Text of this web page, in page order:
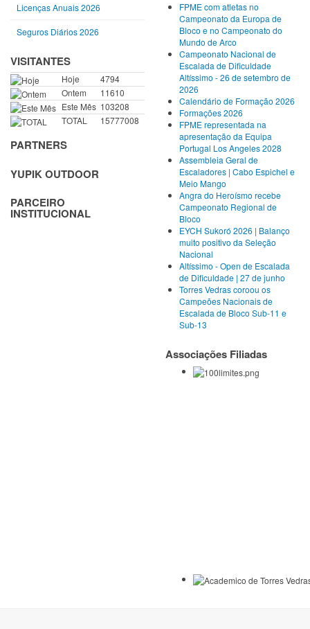
Licenças Anuais 2026
Seguros Diários 2026
VISITANTES
Hoje
4794
Ontem
11610
Este Mês 103208
TOTAL
15777008
PARTNERS
YUPIK OUTDOOR
PARCEIRO
INSTITUCIONAL
FPME com atletas no
Campeonato da Europa de
Bloco e no Campeonato do
Mundo de Arco
Campeonato Nacional de
Escalada de Dificuldade
Altíssimo - 26 de setembro de
2026
Calendário de Formação 2026
Formações 2026
FPME representada na
apresentação da Equipa
Portugal Los Angeles 2028
Assembleia Geral de
Escaladores | Cabo Espichel e
Meio Mango
Angra do Heroísmo recebe
Campeonato Regional de
Bloco
EYCH Sukoró 2026 | Balanço
muito positivo da Seleção
Nacional
Altíssimo - Open de Escalada
de Dificuldade | 27 de junho
Torres Vedras coroou os
Campeões Nacionais de
Escalada de Bloco Sub-11 e
Sub-13
Associações Filiadas